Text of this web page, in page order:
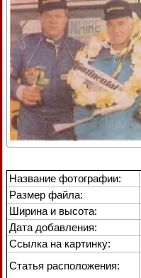
Название фотографии:
Размер файла:
Ширина и высота:
Дата добавления:
Ссылка на картинку:
Статья расположения: